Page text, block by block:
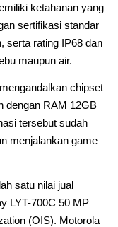
ketahanan yang
sertifikasi standar
serta rating IP68 dan
maupun air.
chipset
dengan RAM 12GB
tersebut sudah
menjalankan game
satu nilai jual
LYT-700C 50 MP
(OIS). Motorola